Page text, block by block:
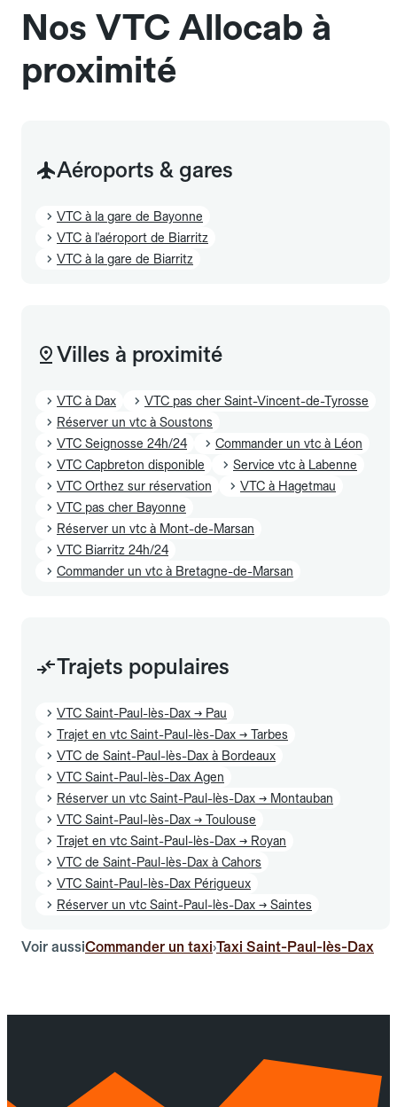
Nos VTC Allocab à
proximité
Aéroports & gares
VTC à la gare de Bayonne
VTC à l'aéroport de Biarritz
VTC à la gare de Biarritz
Villes à proximité
VTC à Dax
VTC pas cher Saint-Vincent-de-Tyrosse
Réserver un vtc à Soustons
VTC Seignosse 24h/24
Commander un vtc à Léon
VTC Capbreton disponible
Service vtc à Labenne
VTC Orthez sur réservation
VTC à Hagetmau
VTC pas cher Bayonne
Réserver un vtc à Mont-de-Marsan
VTC Biarritz 24h/24
Commander un vtc à Bretagne-de-Marsan
Trajets populaires
VTC Saint-Paul-lès-Dax → Pau
Trajet en vtc Saint-Paul-lès-Dax → Tarbes
VTC de Saint-Paul-lès-Dax à Bordeaux
VTC Saint-Paul-lès-Dax Agen
Réserver un vtc Saint-Paul-lès-Dax → Montauban
VTC Saint-Paul-lès-Dax → Toulouse
Trajet en vtc Saint-Paul-lès-Dax → Royan
VTC de Saint-Paul-lès-Dax à Cahors
VTC Saint-Paul-lès-Dax Périgueux
Réserver un vtc Saint-Paul-lès-Dax → Saintes
Voir aussiCommander un taxi›Taxi Saint-Paul-lès-Dax